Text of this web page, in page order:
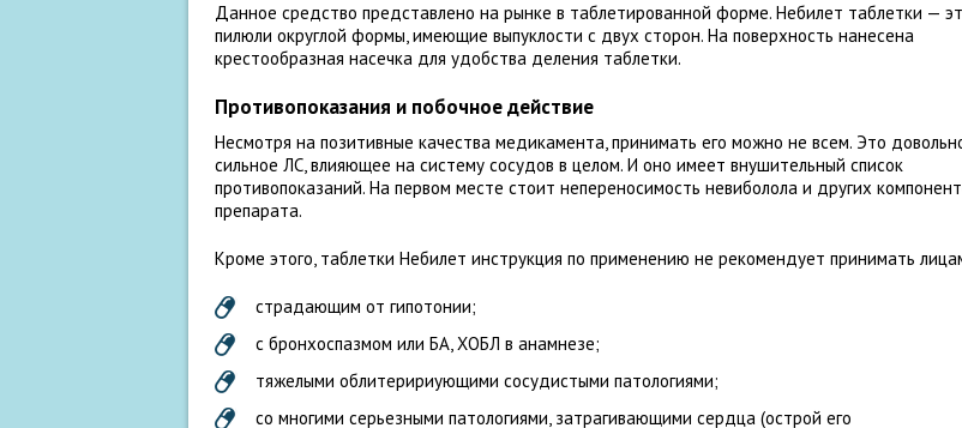
Данное средство представлено на рынке в таблетированной форме. Небилет таблетки —
пилюли округлой формы, имеющие выпуклости с двух сторон. На поверхность нанесена
крестообразная насечка для удобства деления таблетки.
Противопоказания и побочное действие
Несмотря на позитивные качества медикамента, принимать его можно не всем. Это
сильное ЛС, влияющее на систему сосудов в целом. И оно имеет внушительный список
противопоказаний. На первом месте стоит непереносимость невиболола и других
препарата.
Кроме этого, таблетки Небилет инструкция по применению не рекомендует принимать
страдающим от гипотонии;
с бронхоспазмом или БА, ХОБЛ в анамнезе;
тяжелыми облитеририующими сосудистыми патологиями;
со многими серьезными патологиями, затрагивающими сердца (острой его